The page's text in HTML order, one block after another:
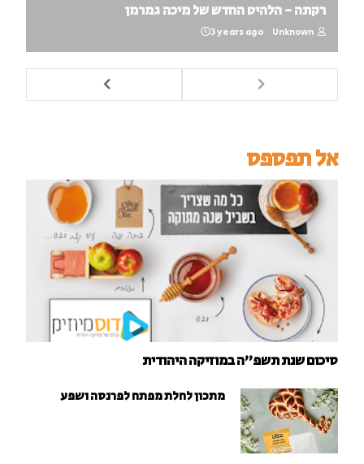
רקתה - הלהיט החדש של מיכה גמרמן
Unknown
3 years ago
אל תפספס
סיכום שנת תשפ"ה במוזיקה היהודית
מתכון לחלת מפתח לפרנסה ושפע